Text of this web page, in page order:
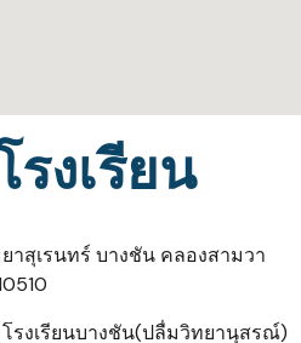
งเรียน
าสุเรนทร์ บางชัน คลองสามวา
รงเรียนบางชัน(ปลื่มวิทยานุสรณ์)